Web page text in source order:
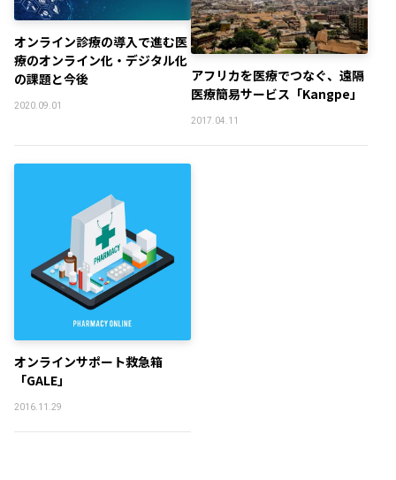
オンライン診療の導入で進む医
療のオンライン化・デジタル化
の課題と今後
2020.09.01
アフリカを医療でつなぐ、遠隔
医療簡易サービス「Kangpe」
2017.04.11
オンラインサポート救急箱
「GALE」
2016.11.29